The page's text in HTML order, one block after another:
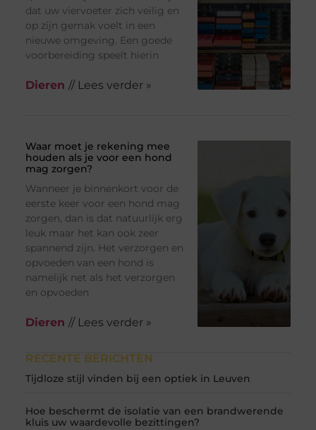
RECENTE BERICHTEN
Tijdloze stijl vinden bij een optiek in Leuven
Hoe beschermt de isolatie van een brandwerende
kluis uw waardevolle bezittingen?
dat uw viervoeter zich veilig en
op zijn gemak voelt in een
nieuwe omgeving. Een goede
voorbereiding speelt hierin
Dieren // Lees verder »
Waar moet je rekening mee
houden als je voor een hond
mag zorgen?
Wanneer je binnenkort voor de
eerste keer voor een hond mag
zorgen, dan is dat natuurlijk erg
leuk maar het kan ook zeer
spannend zijn. Het verzorgen en
opvoeden van een hond is
namelijk net als het verzorgen
en opvoeden
Dieren // Lees verder »